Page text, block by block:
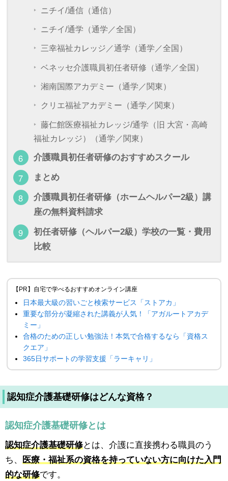
ニチイ/通信（通信）
ニチイ/通学（通学／全国）
三幸福祉カレッジ／通学（通学／全国）
ベネッセ介護職員初任者研修（通学／全国）
湘南国際アカデミー（通学／関東）
クリエ福祉アカデミー（通学／関東）
藤仁館医療福祉カレッジ/通学（旧 大宮・高崎
福祉カレッジ）（通学／関東）
介護職員初任者研修のおすすめスクール
まとめ
介護職員初任者研修（ホームヘルパー2級）講
座の無料資料請求
初任者研修（ヘルパー2級）学校の一覧・費用
比較
【PR】自宅で学べるおすすめオンライン講座
日本最大級の習いごと検索サービス「ストアカ」
重要な部分が凝縮された講義が人気！「アガルートアカデ
ミー」
合格のための正しい勉強法！本気で合格するなら「資格ス
クエア」
365日サポートの学習支援「ラーキャリ」
認知症介護基礎研修はどんな資格？
認知症介護基礎研修とは
認知症介護基礎研修とは、介護に直接携わる職員のう
ち、
医療・福祉系の資格を持っていない方に向けた入門
的な研修です。